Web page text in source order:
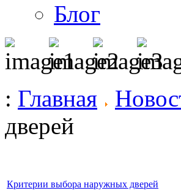
Блог
: Главная
дверей
Критерии выбора наружных дверей